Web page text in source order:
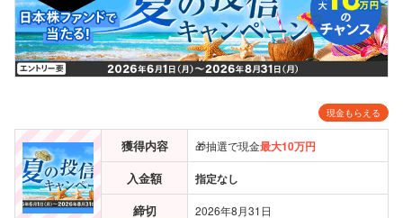
現金もらえる
獲得内容 🎁抽選で現金最大10万円
入金額 指定なし
締切 2026年8月31日